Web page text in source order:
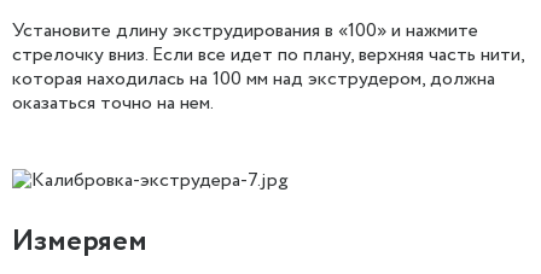
Установите длину экструдирования в «100» и нажмите
стрелочку вниз. Если все идет по плану, верхняя часть нити,
которая находилась на 100 мм над экструдером, должна
оказаться точно на нем.
Измеряем